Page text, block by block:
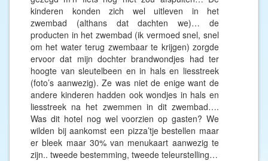
kinderen konden zich wel uitleven in het
zwembad (althans dat dachten we)… de
producten in het zwembad (ik vermoed snel, snel
om het water terug zwembaar te krijgen) zorgde
ervoor dat mijn dochter brandwondjes had ter
hoogte van sleutelbeen en in hals en liesstreek
(foto’s aanwezig). Ze was niet de enige want de
andere kinderen hadden ook wondjes in hals en
liesstreek na het zwemmen in dit zwembad….
Was dit hotel nog wel voorzien op gasten? We
wilden bij aankomst een pizza’tje bestellen maar
er bleek maar 30% van menukaart aanwezig te
zijn.. tweede bestemming, tweede teleurstelling…